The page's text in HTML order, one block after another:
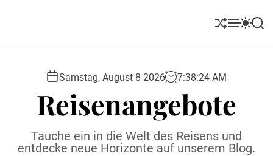
S
l
M S
o
r
S
Samstag, August 8 2026 7:38:25 AM
Reisenangebote
Tauche ein in die Welt des Reisens und
entdecke neue Horizonte auf unserem Blog.